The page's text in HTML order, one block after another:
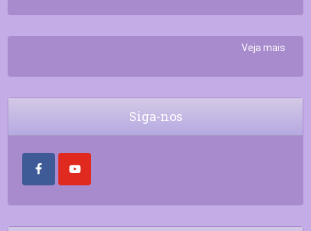
Veja mais
Siga-nos